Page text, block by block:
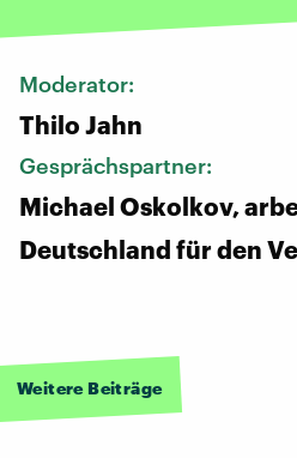
Moderator:
Thilo Jahn
Gesprächspartner:
Michael Oskolkov,
Deutschland für den
Weitere Beiträge